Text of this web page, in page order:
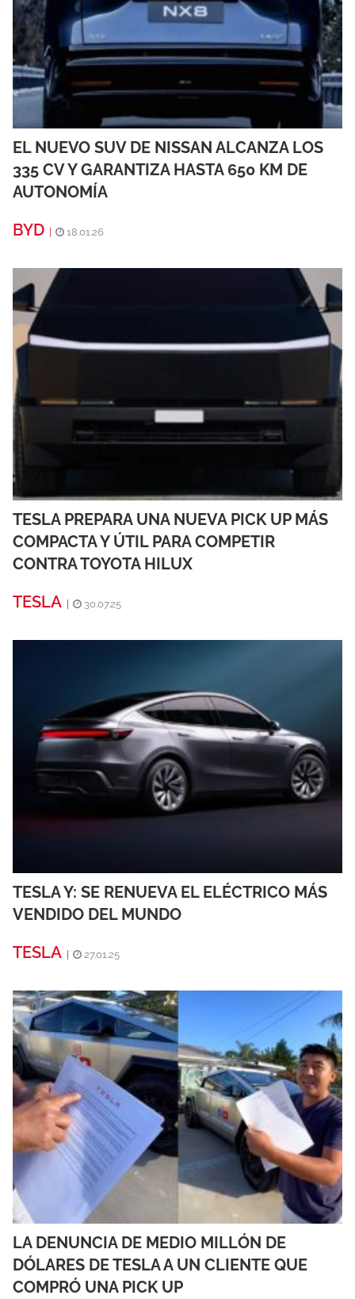
EL NUEVO SUV DE NISSAN ALCANZA LOS
335 CV Y GARANTIZA HASTA 650 KM DE
AUTONOMÍA
BYD | 18.01.26
TESLA PREPARA UNA NUEVA PICK UP MÁS
COMPACTA Y ÚTIL PARA COMPETIR
CONTRA TOYOTA HILUX
TESLA
30.07.25
TESLA Y: SE RENUEVA EL ELÉCTRICO MÁS
VENDIDO DEL MUNDO
TESLA
27.01.25
LA DENUNCIA DE MEDIO MILLÓN DE
DÓLARES DE TESLA A UN CLIENTE QUE
COMPRÓ UNA PICK UP